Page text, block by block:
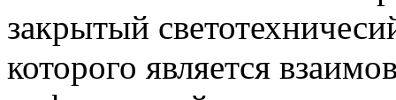
закрытый
которого является